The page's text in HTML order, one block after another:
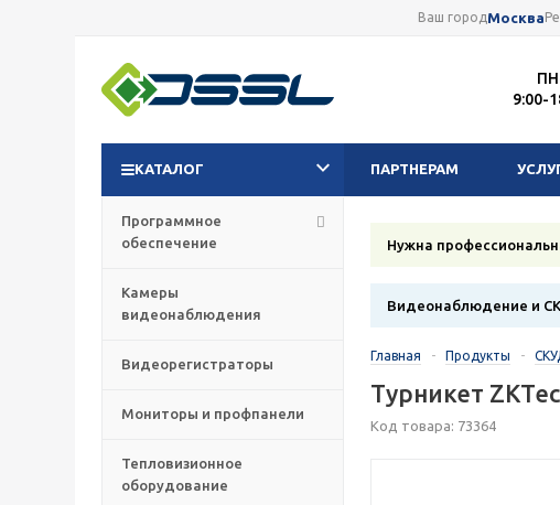
Ваш городМосква
9:00-
КАТАЛОГ ПАРТНЕРАМ
Программное
обеспечение
Камеры
видеонаблюдения
Видеорегистраторы
Мониторы и профпанели
Тепловизионное
оборудование
Нужна
Видеонаблюдение и
Главная - Продукты -
Турникет
Код товара: 73364